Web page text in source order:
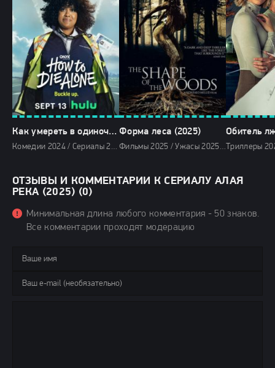
Как умереть в одиночестве (2024)
Комедии 2024 / Сериалы 2024 / Новинки сериалов 2024 / Фильмы 2024 / Сериалы в озвучке HDrezka Studio / Смотреть фильмы онлайн
Форма леса (2025)
Фильмы 2025 / Ужасы 2025 / Зарубежные фильмы 2025 / Новинки кино 2025 / Последние фильмы 2025 / Популярные фильмы / Смотреть фильмы онлайн
Обитель
ОТЗЫВЫ И КОММЕНТАРИИ К СЕРИАЛУ АЛАЯ
РЕКА (2025) (0)
Минимальная длина любого комментария - 50 знаков.
Все комментарии проходят модерацию